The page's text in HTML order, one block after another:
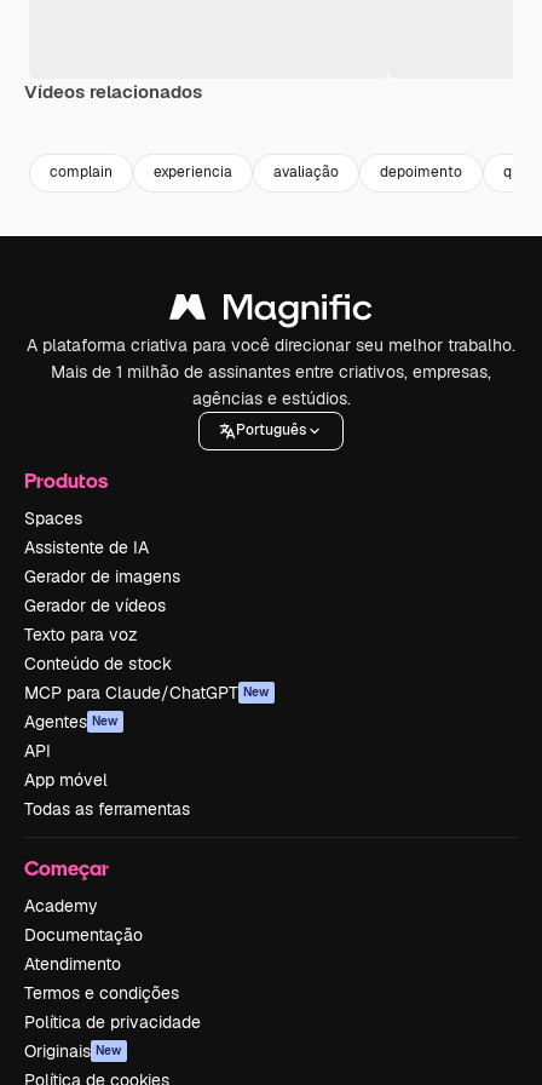
Vídeos relacionados
complain experiencia avaliação depoimento
A plataforma criativa para você direcionar seu melhor trabalho.
Mais de 1 milhão de assinantes entre criativos, empresas,
agências e estúdios.
Português
Produtos
Spaces
Assistente de IA
Gerador de imagens
Gerador de vídeos
Texto para voz
Conteúdo de stock
MCP para Claude/ChatGPT New
Agentes New
API
App móvel
Todas as ferramentas
Começar
Academy
Documentação
Atendimento
Termos e condições
Política de privacidade
Originais New
Política de cookies